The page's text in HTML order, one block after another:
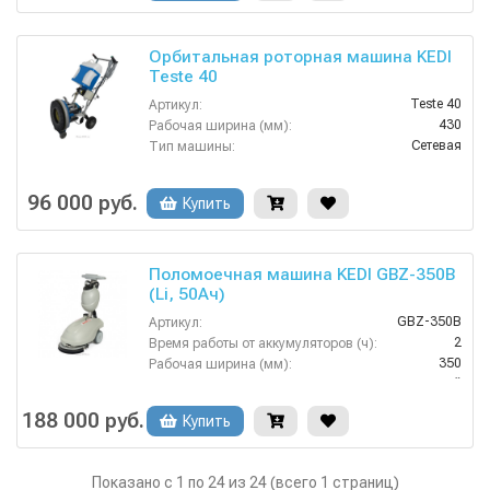
Орбитальная роторная машина KEDI
Teste 40
Артикул:
Teste 40
Рабочая ширина (мм):
430
Тип машины:
Сетевая
Габаритные размеры, мм:
Напряжение (В):
96 000 руб. Купить
Поломоечная машина KEDI GBZ-350B
(Li, 50Ач)
Артикул:
GBZ-350B
Время работы от аккумуляторов (ч):
2
Рабочая ширина (мм):
350
Уровень шума (дБ):
Вес, кг:
188 000 руб. Купить
Показано с 1 по 24 из 24 (всего 1 страниц)